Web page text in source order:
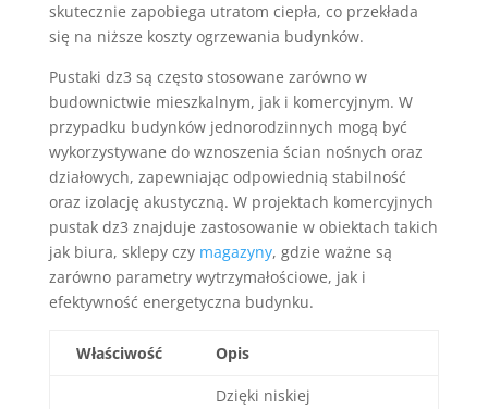
skutecznie zapobiega utratom ciepła, co przekłada
się na niższe koszty ogrzewania budynków.
Pustaki dz3 są często stosowane zarówno w
budownictwie mieszkalnym, jak i komercyjnym. W
przypadku budynków jednorodzinnych mogą być
wykorzystywane do wznoszenia ścian nośnych oraz
działowych, zapewniając odpowiednią stabilność
oraz izolację akustyczną. W projektach komercyjnych
pustak dz3 znajduje zastosowanie w obiektach takich
jak biura, sklepy czy magazyny, gdzie ważne są
zarówno parametry wytrzymałościowe, jak i
efektywność energetyczna budynku.
Właściwość Opis
Dzięki niskiej